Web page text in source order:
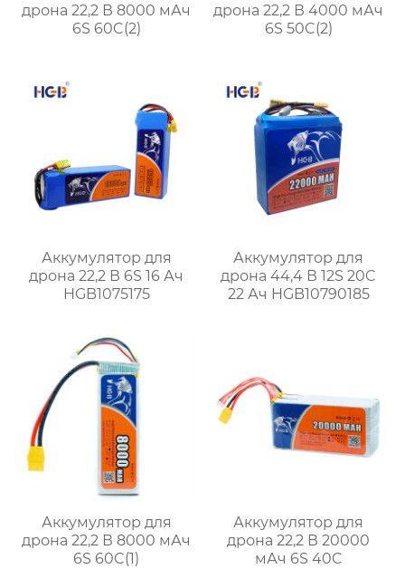
дрона 22,2 В 8000 мАч
6S 60C(2)
дрона 22,2 В 4000 мАч
6S 50C(2)
Аккумулятор для
дрона 22,2 В 6S 16 Ач
HGB1075175
Аккумулятор для
дрона 44,4 В 12S 20C
22 Ач HGB10790185
Аккумулятор для
дрона 22,2 В 8000 мАч
6S 60C(1)
Аккумулятор для
дрона 22,2 В 20000
мАч 6S 40C